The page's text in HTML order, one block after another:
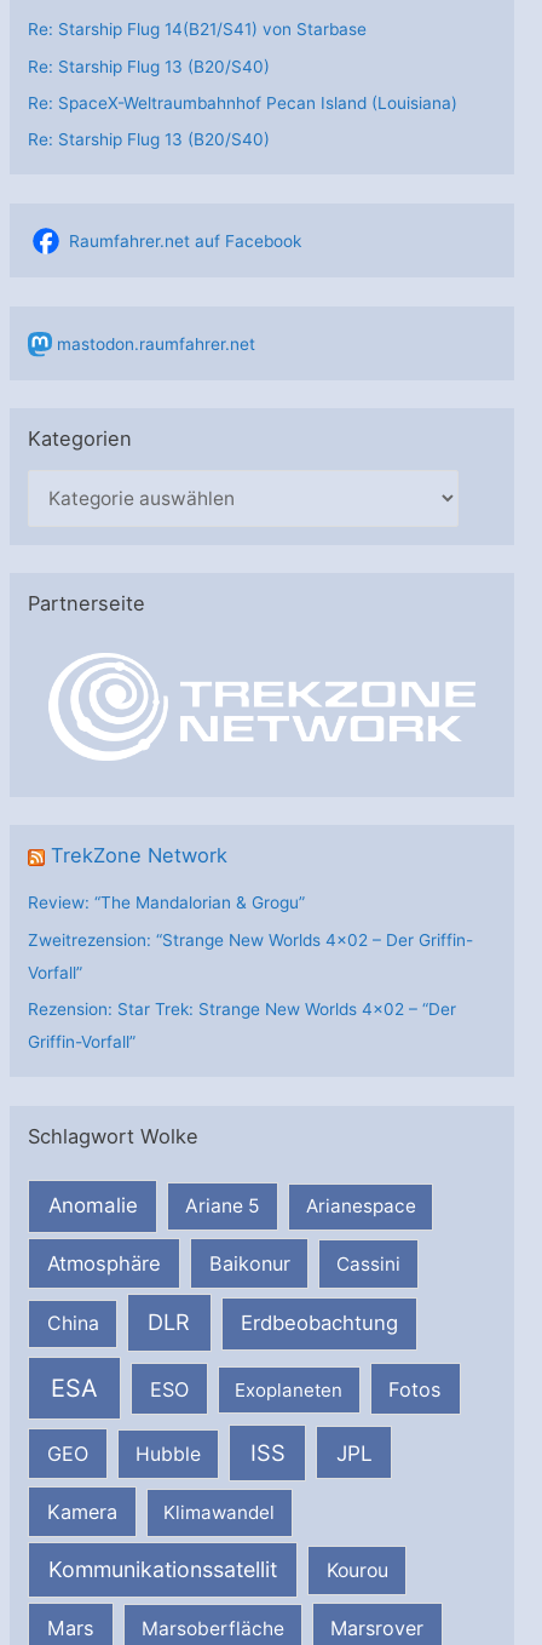
Re: Starship Flug 14(B21/S41) von Starbase
Re: Starship Flug 13 (B20/S40)
Re: SpaceX-Weltraumbahnhof Pecan Island (Louisiana)
Re: Starship Flug 13 (B20/S40)
Raumfahrer.net auf Facebook
mastodon.raumfahrer.net
Kategorien
g
Partnerseite
TrekZone Network
Review: “The Mandalorian & Grogu”
Zweitrezension: “Strange New Worlds 4×02 – Der Griffin-
Vorfall”
Rezension: Star Trek: Strange New Worlds 4×02 – “Der
Griffin-Vorfall”
Schlagwort Wolke
Anomalie Ariane 5 Arianespace
Atmosphäre Baikonur Cassini
China DLR Erdbeobachtung
ESA ESO Exoplaneten Fotos
GEO Hubble ISS JPL
Kamera Klimawandel
Kommunikationssatellit Kourou
Mars Marsoberfläche Marsrover